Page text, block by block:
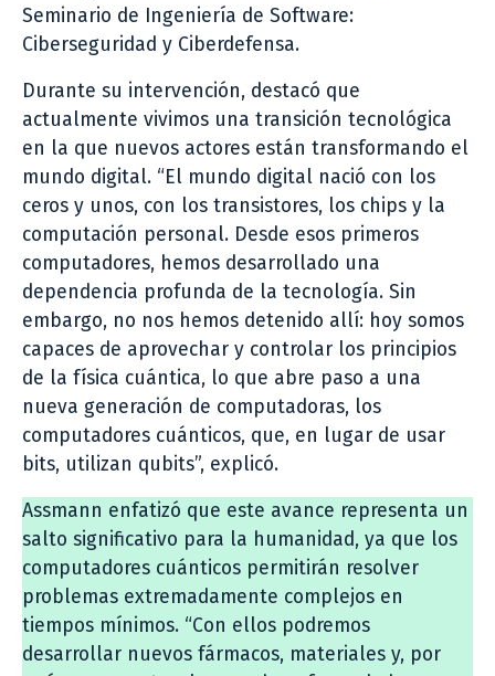
Seminario de Ingeniería de Software:
Ciberseguridad y Ciberdefensa.
Durante su intervención, destacó que
actualmente vivimos una transición tecnológica
en la que nuevos actores están transformando el
mundo digital. “El mundo digital nació con los
ceros y unos, con los transistores, los chips y la
computación personal. Desde esos primeros
computadores, hemos desarrollado una
dependencia profunda de la tecnología. Sin
embargo, no nos hemos detenido allí: hoy somos
capaces de aprovechar y controlar los principios
de la física cuántica, lo que abre paso a una
nueva generación de computadoras, los
computadores cuánticos, que, en lugar de usar
bits, utilizan qubits”, explicó.
Assmann enfatizó que este avance representa un
salto significativo para la humanidad, ya que los
computadores cuánticos permitirán resolver
problemas extremadamente complejos en
tiempos mínimos. “Con ellos podremos
desarrollar nuevos fármacos, materiales y, por